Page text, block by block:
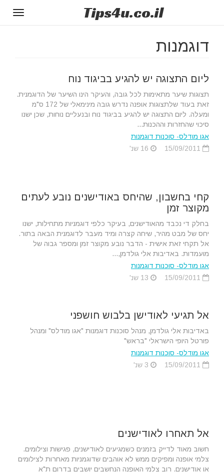
Tips4u.co.il
דוגמנות
ליום התצוגה יש להגיע בביגוד נוח
תצוגות שיער מתאימות לכל גובה, והעיקר הינו השיער של הדוגמנית.
זאת בעוד שלתצוגות אופנה נדרש גובה מינימאלי של 172 ס"מ
ומעלה. ליום התצוגה יש להגיע בביגוד נוח ובנעליים נוחות, שכן ישנו
סיכוי שהחזרות וההכנות...
אגו מודלס- סוכנות דוגמנות
קחי בחשבון, שהיחס באודישנים נובע לעתים
מקוצר זמן
בחלק די נכבד מהאודישנים, בעיקר כלפי דוגמניות מתחילות, ישנו
יחס של מבט מהיר, שיחה קצרה ומיד מעבר לדוגמנית הבאה בתור.
אל תקחי זאת אישית - הדבר נובע מקוצר זמן ומספר גבוה של
מועמדות. באדיבות אלי גולדמן,...
אגו מודלס- סוכנות דוגמנות
אל תגיעי לאודישן בלבוש חושפני
באדיבות אלי גולדמן, מנהל סוכנות דוגמנות "אגו מודלס" ומנהל
פורטל היופי הישראלי "בראש"
אגו מודלס- סוכנות דוגמנות
אל תאחרו לאודישנים
חשוב מאוד לדייק בזמנים כשמגיעים לאודישנים, פגישות וצילומים.
צלמי אופנה ומפיקים ממש לא אוהבים שדוגמניות מאחרות לצילומים
או אודישנים. רוב צלמי האופנה הנחשבים יושבים בדרום ת"א